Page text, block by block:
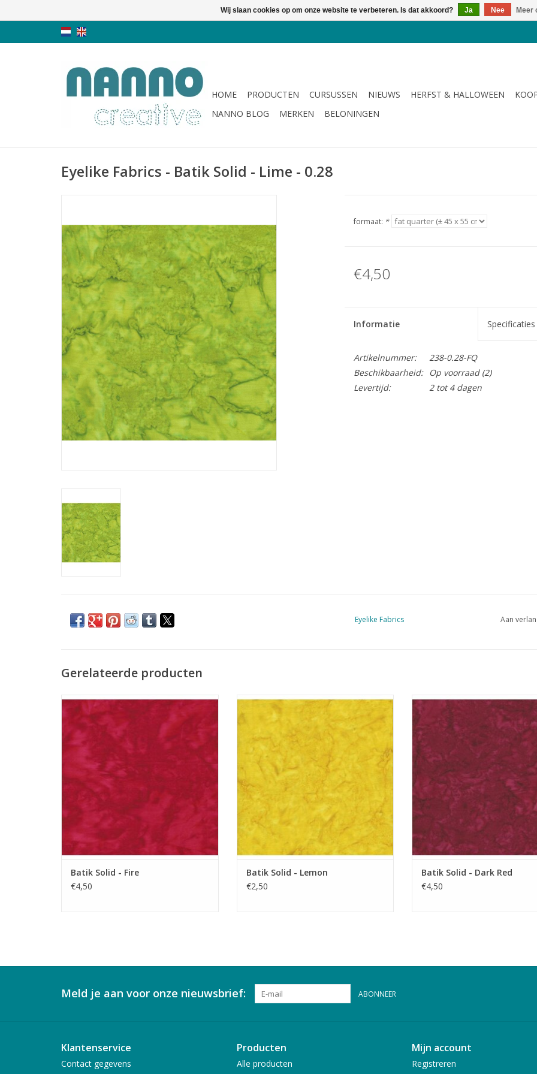
HOME PRODUCTEN CURSUSSEN NIEUWS HERFST & HALLOWEEN
NANNO BLOG
MERKEN BELONINGEN
Eyelike Fabrics - Batik Solid - Lime - 0.28
formaat: *
€4,50
Informatie Specificaties
Artikelnummer:
238-0.28-FQ
Beschikbaarheid:
Op voorraad(2)
Levertijd:
2 tot 4 dagen
Eyelike Fabrics Aan
Gerelateerde producten
batik rood
TOEVOEGEN AAN WINKELWAGEN
Batik Solid - Fire
€4,50
batik geel
TOEVOEGEN AAN WINKELWAGEN
Batik Solid - Lemon
€2,50
donkerrood batik
TOEVOEGEN AAN
Batik Solid - Dark Red
€4,50
Meld je aan voor onze nieuwsbrief: ABONNEER
Klantenservice
Contact gegevens
Producten
Alle producten
Mijn account
Registreren
Wij slaan cookies op om onze website te verbeteren. Is dat akkoord? Ja Nee Meer